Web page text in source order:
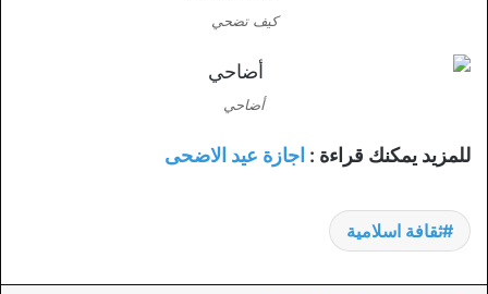
كيف تضحي
أضاحي
للمزيد يمكنك قراءة : اجازة عيد الاضحى
ثقافة اسلامية